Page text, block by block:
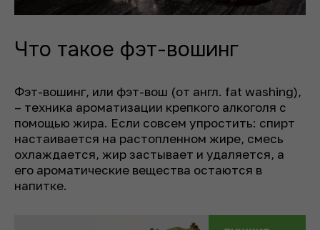
Что такое фэт-вошинг
Фэт-вошинг, или фэт-вош (от англ. fat washing),
– техника ароматизации крепкого алкоголя с
помощью жира. Если совсем упростить: спирт
настаивается на растопленном жире, смесь
охлаждается, жир застывает и удаляется, а
его ароматические вещества остаются в
напитке.